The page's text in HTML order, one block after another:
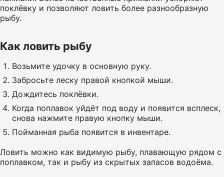
поклёвку и позволяют ловить более разнообразную
рыбу.
Как ловить рыбу
Возьмите удочку в основную руку.
Забросьте леску правой кнопкой мыши.
Дождитесь поклёвки.
Когда поплавок уйдёт под воду и появится всплеск,
снова нажмите правую кнопку мыши.
Пойманная рыба появится в инвентаре.
Ловить можно как видимую рыбу, плавающую рядом с
поплавком, так и рыбу из скрытых запасов водоёма.